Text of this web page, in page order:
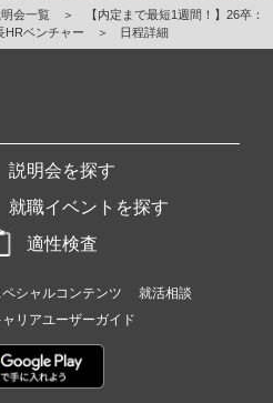
会一覧 ＞
【内定まで最短1週間！】26卒：
HRベンチャー
＞ 日程詳細
説明会を探す
就職イベントを探す
適性検査
ペシャルコンテンツ
就活相談
リアユーザーガイド